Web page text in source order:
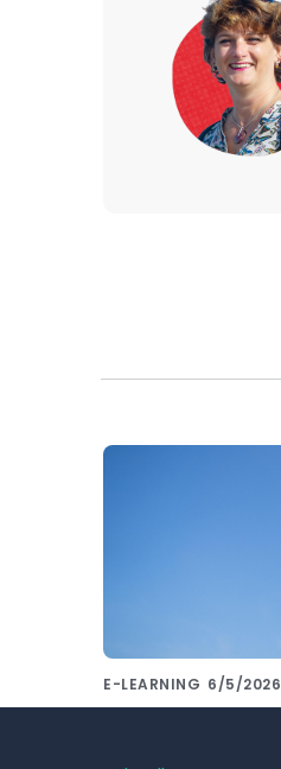
E-LEARNING 6/5/2026